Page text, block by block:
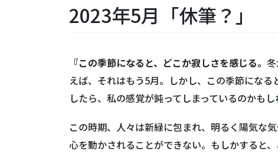
2023年5月「休筆？」
『この季節になると、どこか寂しさを感じる。
えば、それはもう5月。しかし、この季節にな
したら、私の感覚が鈍ってしまっているのかもし
この時期、人々は新緑に包まれ、明るく陽気な
心を動かされることができない。もしかすると